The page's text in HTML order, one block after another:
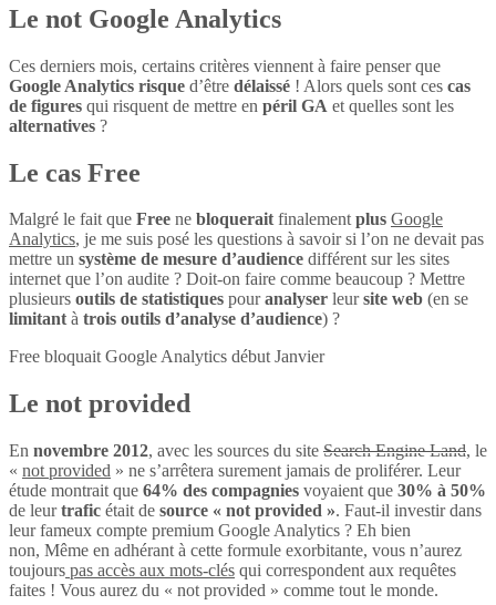
Le not Google Analytics
Ces derniers mois, certains critères viennent à faire penser que
Google Analytics risque d’être délaissé ! Alors quels sont ces cas
de figures qui risquent de mettre en péril GA et quelles sont les
alternatives ?
Le cas Free
Malgré le fait que Free ne bloqueraitfinalementplus Google
Analytics, je me suis posé les questions à savoir si l’on ne devait pas
mettre un système de mesure d’audience différent sur les sites
internet que l’on audite ? Doit-on faire comme beaucoup ? Mettre
plusieurs outils de statistiques pouranalyser leursite web (en se
limitantà trois outils d’analyse d’audience) ?
Free bloquait Google Analytics début Janvier
Le not provided
En novembre 2012, avec les sources du site Search Engine Land, le
« not provided » ne s’arrêtera surement jamais de proliférer. Leur
étude montrait que 64% des compagnies voyaient que 30% à 50%
de leurtrafic était de source « not provided ». Faut-il investir dans
leur fameux compte premium Google Analytics ? Eh bien
non, Même en adhérant à cette formule exorbitante, vous n’aurez
toujours pas accès aux mots-clés qui correspondent aux requêtes
faites ! Vous aurez du « not provided » comme tout le monde.